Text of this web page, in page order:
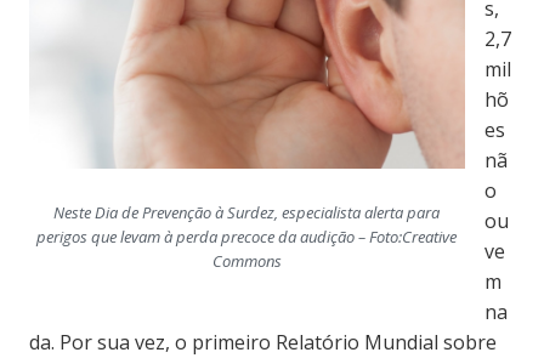
Neste Dia de Prevenção à Surdez, especialista alerta para
perigos que levam à perda precoce da audição – Foto:Creative
Commons
s,
2,7
mil
hõ
es
nã
o
ou
ve
m
na
da. Por sua vez, o primeiro Relatório Mundial sobre